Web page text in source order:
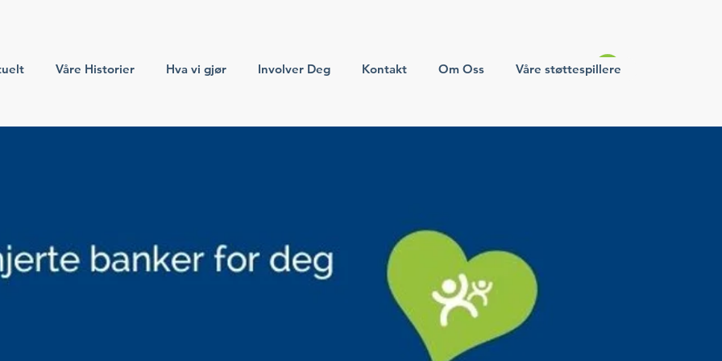
Våre Historier Hva vi gjør Involver Deg Kontakt Om Oss Våre støttespillere